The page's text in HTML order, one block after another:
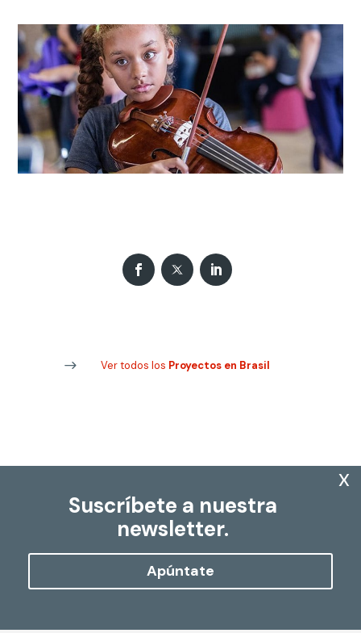
Ver todos los Proyectos en Brasil
Suscríbete a nuestra
newsletter.
Apúntate
x